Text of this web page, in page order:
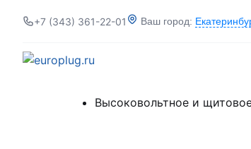
+7 (343) 361-22-01 Ваш город:
Высоковольтное и